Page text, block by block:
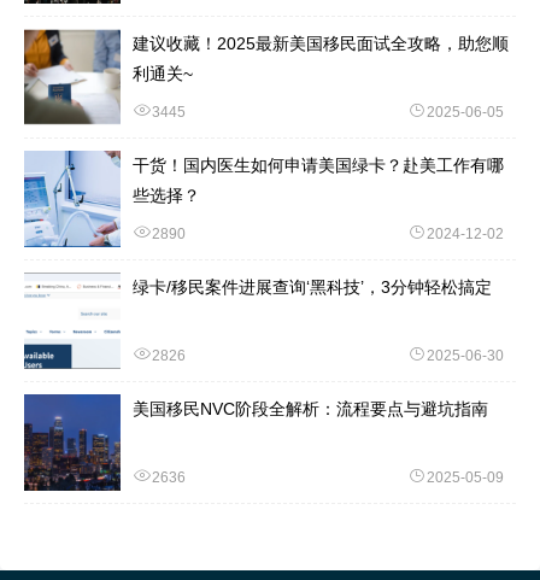
建议收藏！2025最新美国移民面试全攻略，助您顺
利通关~
3445 2025-06-05
干货！国内医生如何申请美国绿卡？赴美工作有哪
些选择？
2890 2024-12-02
绿卡/移民案件进展查询‘黑科技’，3分钟轻松搞定
2826 2025-06-30
美国移民NVC阶段全解析：流程要点与避坑指南
2636 2025-05-09